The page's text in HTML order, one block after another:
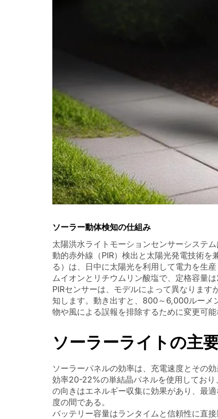
ソーラー動体検知の仕組み
太陽洪水ライトモーションセンサーシステ
動的赤外線（PIR）検出と太陽光発電技術
る）は、日中に太陽光を利用して電力を生
ムイオンとリチウムリン酸塩で、定格容量
PIRセンサーは、モデルによって異なりま
知します。動き出すと、800～6,000ルーメ
物や風による誤報を排除するために変更可能
ソーラーライトの主
ソーラーパネルの効率は、充電速度とその
効率20-22%の単結晶パネルを使用してお
の向きはエネルギー収集に効果があり、最
度の間である。
バッテリー容量はランタイムと信頼性に直